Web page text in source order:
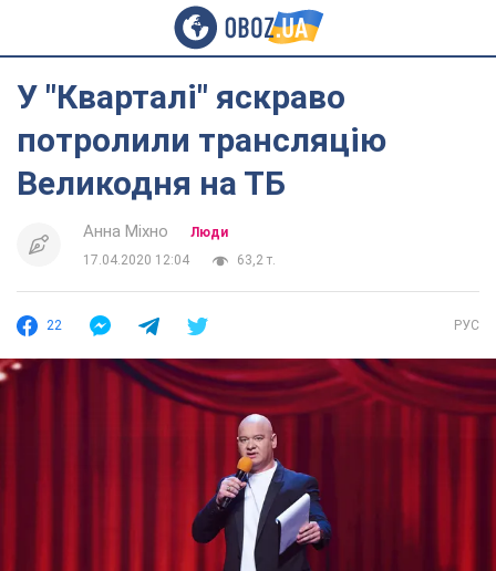
У "Кварталі" яскраво
потролили трансляцію
Великодня на ТБ
Анна Міхно
Люди
17.04.2020 12:04
63,2 т.
22 РУС